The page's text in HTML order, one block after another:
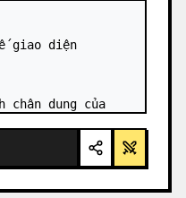
giao diện
thuật màu